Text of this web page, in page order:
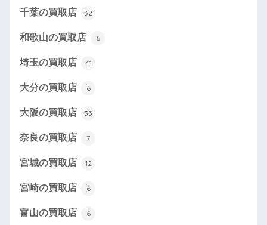
千葉の買取店 32
和歌山の買取店 6
埼玉の買取店 41
大分の買取店 6
大阪の買取店 33
奈良の買取店 7
宮城の買取店 12
宮崎の買取店 6
富山の買取店 6